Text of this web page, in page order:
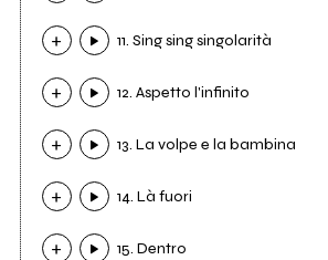
11. Sing sing singolarità
12. Aspetto l'infinito
13. La volpe e la bambina
14. Là fuori
15. Dentro